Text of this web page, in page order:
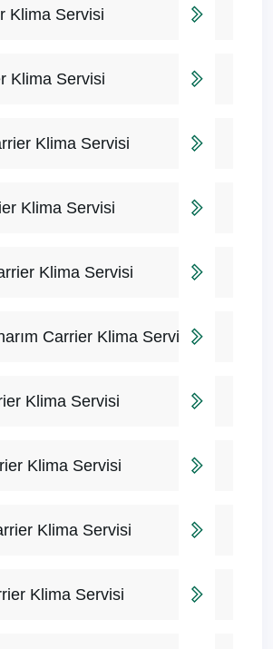
Klima Servisi
Klima Servisi
Klima Servisi
Klima Servisi
Klima Servisi
Carrier Klima Servisi
Klima Servisi
Klima Servisi
Klima Servisi
Klima Servisi